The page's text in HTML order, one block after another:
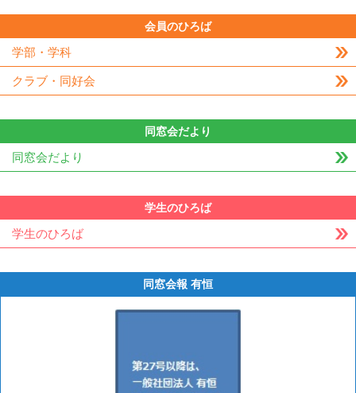
会員のひろば
学部・学科
クラブ・同好会
同窓会だより
同窓会だより
学生のひろば
学生のひろば
同窓会報 有恒